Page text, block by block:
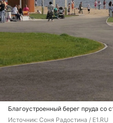
Благоустроенный берег пруда со
Источник: Соня Радостина / E1.RU